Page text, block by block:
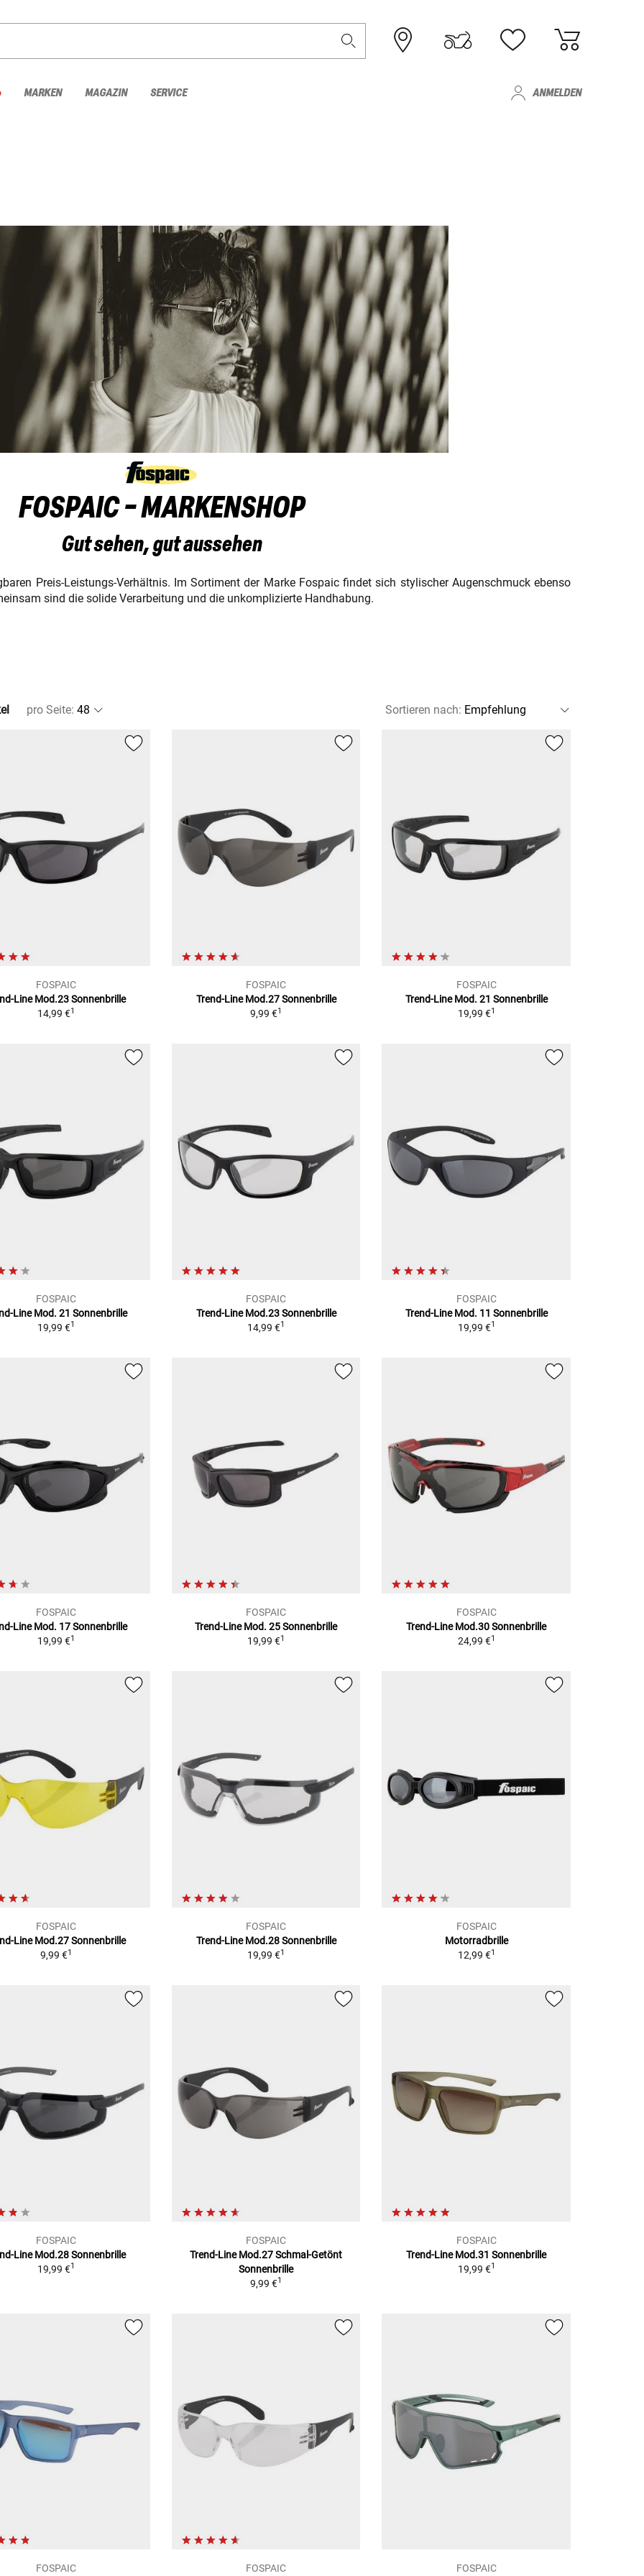
MARKEN MAGAZIN SERVICE ANMELDEN
FOSPAIC - MARKENSHOP
Gut sehen, gut aussehen
Preis-Leistungs-Verhältnis. Im Sortiment der Marke Fospaic findet sich stylischer Augenschmuck ebenso
sind die solide Verarbeitung und die unkomplizierte Handhabung.
pro Seite: Sortieren nach:
FOSPAIC
Line Mod.23 Sonnenbrille
14,99 €1
FOSPAIC
Trend-Line Mod.27 Sonnenbrille
9,99 €1
FOSPAIC
Trend-Line Mod. 21 Sonnenbrille
19,99 €1
FOSPAIC
Line Mod. 21 Sonnenbrille
19,99 €1
FOSPAIC
Trend-Line Mod.23 Sonnenbrille
14,99 €1
FOSPAIC
Trend-Line Mod. 11 Sonnenbrille
19,99 €1
FOSPAIC
Line Mod. 17 Sonnenbrille
19,99 €1
FOSPAIC
Trend-Line Mod. 25 Sonnenbrille
19,99 €1
FOSPAIC
Trend-Line Mod.30 Sonnenbrille
24,99 €1
FOSPAIC
Line Mod.27 Sonnenbrille
9,99 €1
FOSPAIC
Trend-Line Mod.28 Sonnenbrille
19,99 €1
FOSPAIC
Motorradbrille
12,99 €1
FOSPAIC
Line Mod.28 Sonnenbrille
19,99 €1
FOSPAIC
Trend-Line Mod.27 Schmal-Getönt
Sonnenbrille
9,99 €1
FOSPAIC
Trend-Line Mod.31 Sonnenbrille
19,99 €1
FOSPAIC FOSPAIC FOSPAIC